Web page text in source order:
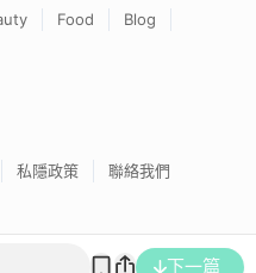
下一篇
Food
Blog
私隱政策 聯絡我們